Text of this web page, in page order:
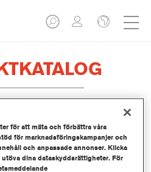
Line Industry
EV350 3.50 LI
för att mäta och förbättra våra
för marknadsföringskampanjer och
och anpassade annonser. Klicka
dina dataskyddsrättigheter. För